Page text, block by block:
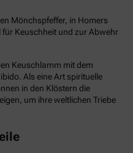
Mönchspfeffer, in Homers
für Keuschheit und zur Abwehr
Keuschlamm mit dem
Als eine Art spirituelle
in den Klöstern die
um ihre weltlichen Triebe